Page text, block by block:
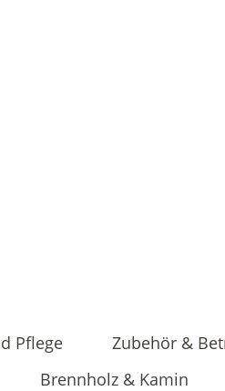
Pflege
Zubehör &
Brennholz & Kamin